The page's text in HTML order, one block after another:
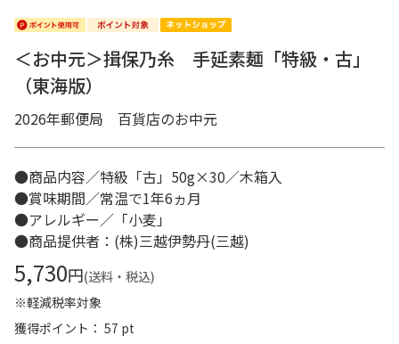
＜お中元＞揖保乃糸 手延素麺「特級・古」
（東海版）
2026年郵便局 百貨店のお中元
●商品内容／特級「古」50g×30／木箱入
●賞味期間／常温で1年6ヵ月
●アレルギー／「小麦」
●商品提供者：(株)三越伊勢丹(三越)
5,730円(送料・税込)
※軽減税率対象
獲得ポイント： 57 pt